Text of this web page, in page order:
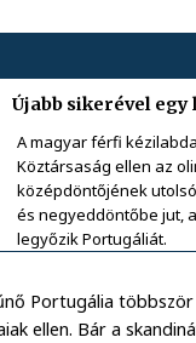
Újabb sikerével
A magyar férfi
Köztársaság ellen az
középdöntőjének
és negyeddöntőbe jut,
legyőzik Portugáliát.
Portugália
ellen. Bár a